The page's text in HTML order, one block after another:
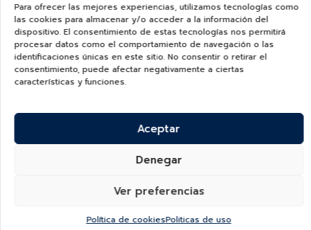
Para ofrecer las mejores experiencias, utilizamos tecnologías como
las cookies para almacenar y/o acceder a la información del
dispositivo. El consentimiento de estas tecnologías nos permitirá
procesar datos como el comportamiento de navegación o las
identificaciones únicas en este sitio. No consentir o retirar el
consentimiento, puede afectar negativamente a ciertas
características y funciones.
Aceptar
Denegar
Ver preferencias
Política de cookiesPoliticas de uso